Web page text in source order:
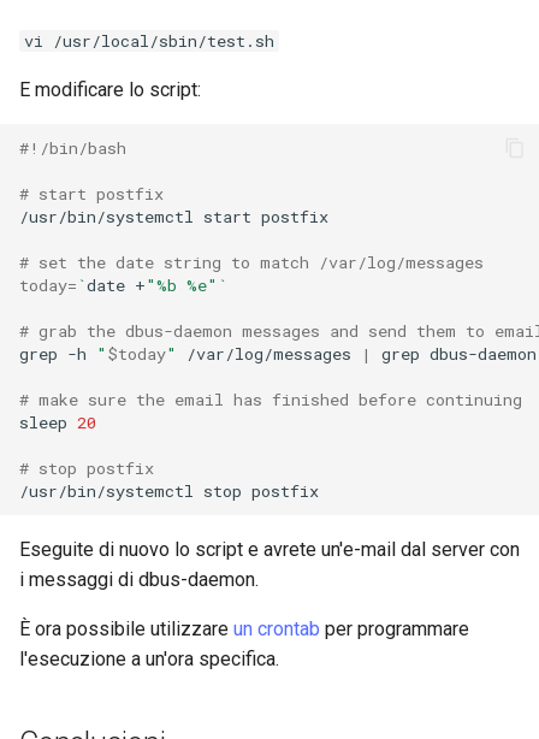
vi /usr/local/sbin/test.sh
E modificare lo script:
#!/bin/bash
# start postfix
/usr/bin/systemctl
start postfix
# set the date string to match /var/log/messages
today= `date +"%b %e" `
# grab the dbus-daemon messages and send them to
grep -h " $today" /var/log/messages | grep dbus-daemon
# make sure the email has finished before continuing
sleep 20
# stop postfix
/usr/bin/systemctl
stop
Eseguite di nuovo lo script e avrete un'e-mail dal server con
i messaggi di dbus-daemon.
È ora possibile utilizzare un crontab per programmare
l'esecuzione a un'ora specifica.